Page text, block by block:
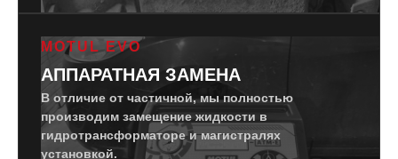
MOTUL EVO
АППАРАТНАЯ ЗАМЕНА
В отличие от частичной, мы полностью
производим замещение жидкости в
гидротрансформаторе и магистралях
установкой.